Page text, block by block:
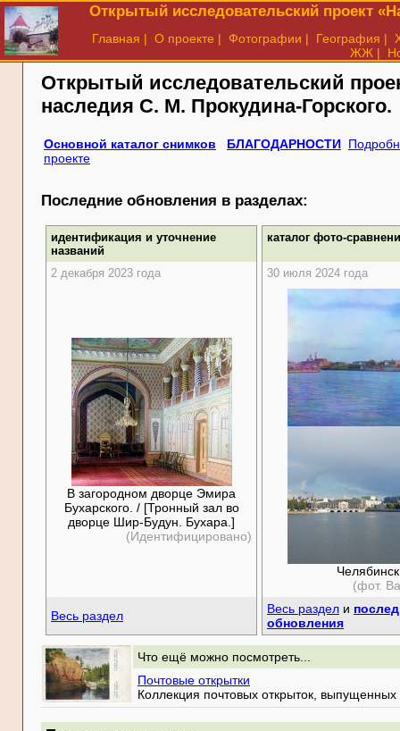
Открытый исследовательский проект
Главная | О проекте | Фотографии | География |
ЖЖ |
Открытый исследовательский
наследия С. М. Прокудина-Горского.
Основной каталог снимков БЛАГОДАРНОСТИ
проекте
Последние обновления в разделах:
идентификация и уточнение
названий
каталог фото-
2 декабря 2023 года 30 июля 2024 года
В загородном дворце Эмира
Бухарского. / [Тронный зал во
дворце Шир-Будун. Бухара.]
(Идентифицировано)
Челябинск
(фот.
Весь раздел Весь раздел и
обновления
Что ещё можно посмотреть...
Почтовые открытки
Коллекция почтовых открыток,